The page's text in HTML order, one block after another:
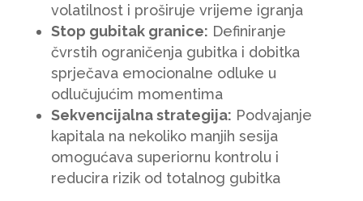
volatilnost i proširuje vrijeme igranja
Stop gubitak granice: Definiranje
čvrstih ograničenja gubitka i dobitka
sprječava emocionalne odluke u
odlučujućim momentima
Sekvencijalna strategija: Podvajanje
kapitala na nekoliko manjih sesija
omogućava superiornu kontrolu i
reducira rizik od totalnog gubitka